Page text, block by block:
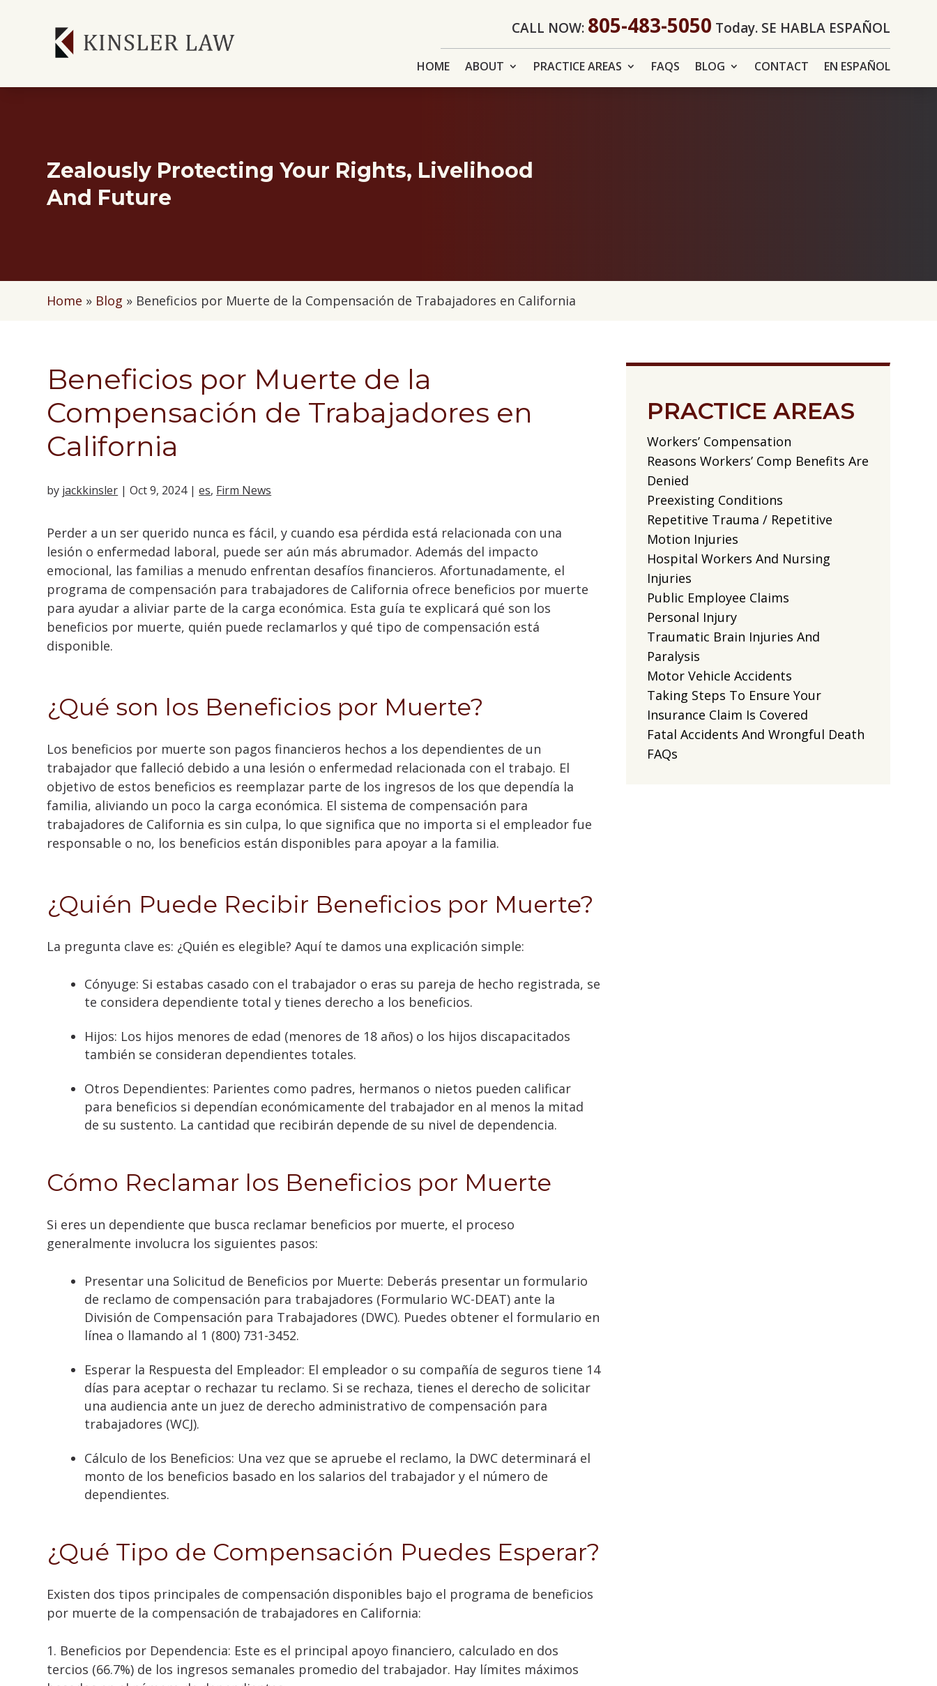
CALL NOW: 805-483-5050 Today. SE HABLA ESPAÑOL
HOME ABOUT PRACTICE AREAS FAQS BLOG CONTACT EN ESPAÑOL
Zealously Protecting Your Rights, Livelihood
And Future
Home » Blog » Beneficios por Muerte de la Compensación de Trabajadores en California
Beneficios por Muerte de la
Compensación de Trabajadores en
California
by jackkinsler |Oct 9, 2024|es, Firm News
Perder a un ser querido nunca es fácil, y cuando esa pérdida está relacionada con una
lesión o enfermedad laboral, puede ser aún más abrumador. Además del impacto
emocional, las familias a menudo enfrentan desafíos financieros. Afortunadamente, el
programa de compensación para trabajadores de California ofrece beneficios por muerte
para ayudar a aliviar parte de la carga económica. Esta guía te explicará qué son los
beneficios por muerte, quién puede reclamarlos y qué tipo de compensación está
disponible.
¿Qué son los Beneficios por Muerte?
Los beneficios por muerte son pagos financieros hechos a los dependientes de un
trabajador que falleció debido a una lesión o enfermedad relacionada con el trabajo. El
objetivo de estos beneficios es reemplazar parte de los ingresos de los que dependía la
familia, aliviando un poco la carga económica. El sistema de compensación para
trabajadores de California es sin culpa, lo que significa que no importa si el empleador fue
responsable o no, los beneficios están disponibles para apoyar a la familia.
¿Quién Puede Recibir Beneficios por Muerte?
La pregunta clave es: ¿Quién es elegible? Aquí te damos una explicación simple:
Cónyuge: Si estabas casado con el trabajador o eras su pareja de hecho registrada, se
te considera dependiente total y tienes derecho a los beneficios.
Hijos: Los hijos menores de edad (menores de 18 años) o los hijos discapacitados
también se consideran dependientes totales.
Otros Dependientes: Parientes como padres, hermanos o nietos pueden calificar
para beneficios si dependían económicamente del trabajador en al menos la mitad
de su sustento. La cantidad que recibirán depende de su nivel de dependencia.
Cómo Reclamar los Beneficios por Muerte
Si eres un dependiente que busca reclamar beneficios por muerte, el proceso
generalmente involucra los siguientes pasos:
Presentar una Solicitud de Beneficios por Muerte: Deberás presentar un formulario
de reclamo de compensación para trabajadores (Formulario WC-DEAT) ante la
División de Compensación para Trabajadores (DWC). Puedes obtener el formulario en
línea o llamando al 1 (800) 731-3452.
Esperar la Respuesta del Empleador: El empleador o su compañía de seguros tiene 14
días para aceptar o rechazar tu reclamo. Si se rechaza, tienes el derecho de solicitar
una audiencia ante un juez de derecho administrativo de compensación para
trabajadores (WCJ).
Cálculo de los Beneficios: Una vez que se apruebe el reclamo, la DWC determinará el
monto de los beneficios basado en los salarios del trabajador y el número de
dependientes.
¿Qué Tipo de Compensación Puedes Esperar?
Existen dos tipos principales de compensación disponibles bajo el programa de beneficios
por muerte de la compensación de trabajadores en California:
1. Beneficios por Dependencia: Este es el principal apoyo financiero, calculado en dos
tercios (66.7%) de los ingresos semanales promedio del trabajador. Hay límites máximos
PRACTICE AREAS
Workers’ Compensation
Reasons Workers’ Comp Benefits Are
Denied
Preexisting Conditions
Repetitive Trauma / Repetitive
Motion Injuries
Hospital Workers And Nursing
Injuries
Public Employee Claims
Personal Injury
Traumatic Brain Injuries And
Paralysis
Motor Vehicle Accidents
Taking Steps To Ensure Your
Insurance Claim Is Covered
Fatal Accidents And Wrongful Death
FAQs